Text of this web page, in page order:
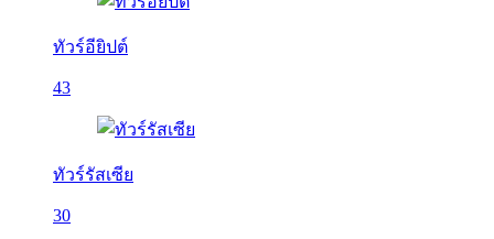
ทัวร์อียิปต์
43
ทัวร์รัสเซีย
30